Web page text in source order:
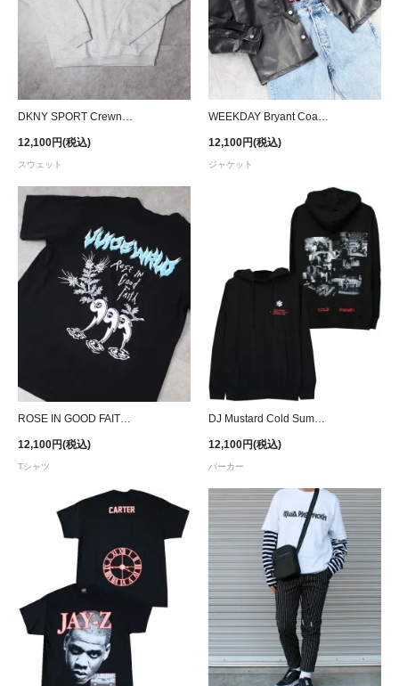
12,100円(税込)
スウェット
12,100円(税込)
ジャケット
12,100円(税込)
Tシャツ
12,100円(税込)
パーカー